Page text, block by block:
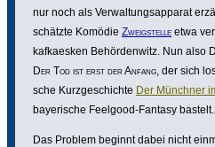
nur noch als Verwal­tungs­ap­parat
schätzte Komödie Zweig­stelle etwa
kafka­esken Behör­den­witz. Nun also
Der Tod ist erst der Anfang , der sich
sche Kurz­ge­schichte Der Münchner
baye­ri­sche Feelgood-Fantasy bastelt.
Das Problem beginnt dabei nicht